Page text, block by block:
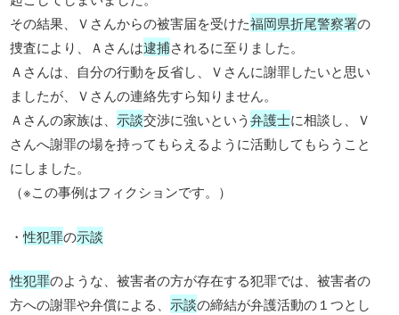
その結果、Ｖさんからの被害届を受けた福岡県折尾警察署の
捜査により、Ａさんは逮捕されるに至りました。
Ａさんは、自分の行動を反省し、Ｖさんに謝罪したいと思い
ましたが、Ｖさんの連絡先すら知りません。
Ａさんの家族は、示談交渉に強いという弁護士に相談し、Ｖ
さんへ謝罪の場を持ってもらえるように活動してもらうこと
にしました。
（※この事例はフィクションです。）
・性犯罪の示談
性犯罪のような、被害者の方が存在する犯罪では、被害者の
方への謝罪や弁償による、示談の締結が弁護活動の１つとし